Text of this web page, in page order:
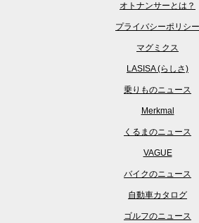
オトナンサーとは？
プライバシーポリシー
マグミクス
LASISA (らしさ)
乗りものニュース
Merkmal
くるまのニュース
VAGUE
バイクのニュース
自動車カタログ
ゴルフのニュース